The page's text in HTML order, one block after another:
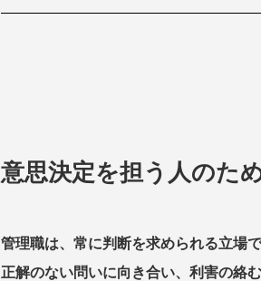
意思決定を担う人のた
管理職は、常に判断を求められる立場で
正解のない問いに向き合い、利害の絡